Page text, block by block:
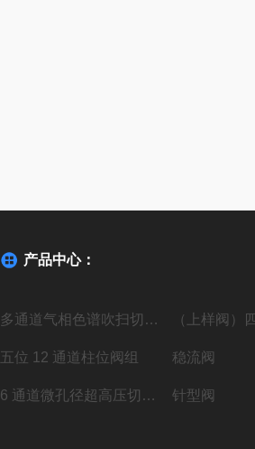
产品中心：
多通道气相色谱吹扫切换阀
五位 12 通道柱位阀组 稳流阀
6 通道微孔径超高压切换阀组 针型阀